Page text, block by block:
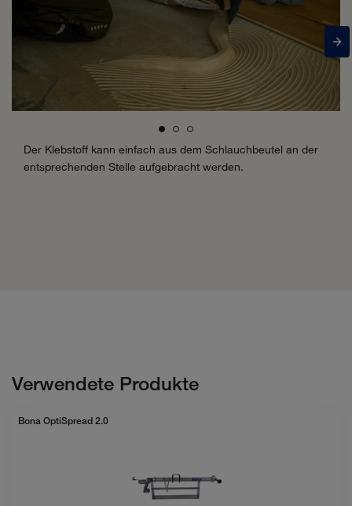
Der Klebstoff kann einfach aus dem Schlauchbeutel an der
entsprechenden Stelle aufgebracht werden.
Verwendete Produkte
Bona OptiSpread 2.0